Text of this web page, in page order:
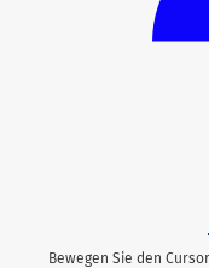
Bewegen Sie den